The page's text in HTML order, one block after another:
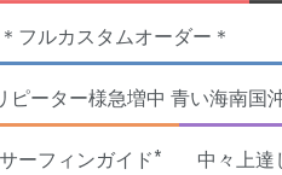
＊フルカスタムオーダー＊
ター様急増中 青い海南国
ーフィンガイド* 中々上達